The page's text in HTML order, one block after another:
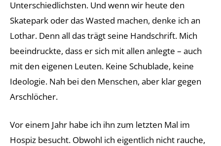
Unterschiedlichsten. Und wenn wir heute den
Skatepark oder das Wasted machen, denke ich an
Lothar. Denn all das trägt seine Handschrift. Mich
beeindruckte, dass er sich mit allen anlegte – auch
mit den eigenen Leuten. Keine Schublade, keine
Ideologie. Nah bei den Menschen, aber klar gegen
Arschlöcher.
Vor einem Jahr habe ich ihn zum letzten Mal im
Hospiz besucht. Obwohl ich eigentlich nicht rauche,